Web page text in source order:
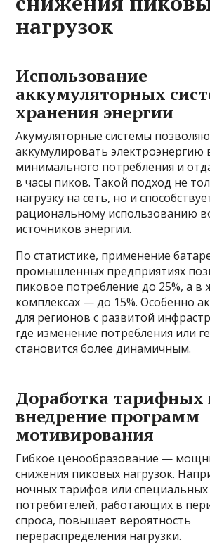
нагрузок
Использование
аккумуляторных
хранения энергии
Акумуляторные системы
аккумулировать электроэнергию
минимального потребления и
в часы пиков. Такой подход не
нагрузку на сеть, но и
рациональному использованию
источников энергии.
По статистике, применение
промышленных предприятиях
пиковое потребление до 25%, а в
комплексах — до 15%. Особенно
для регионов с развитой
где изменение потребления или
становится более динамичным.
Доработка тарифных
внедрение программ
мотивирования
Гибкое ценообразование —
снижения пиковых нагрузок.
ночных тарифов или специальных
потребителей, работающих в
спроса, повышает вероятность
перераспределения нагрузки.